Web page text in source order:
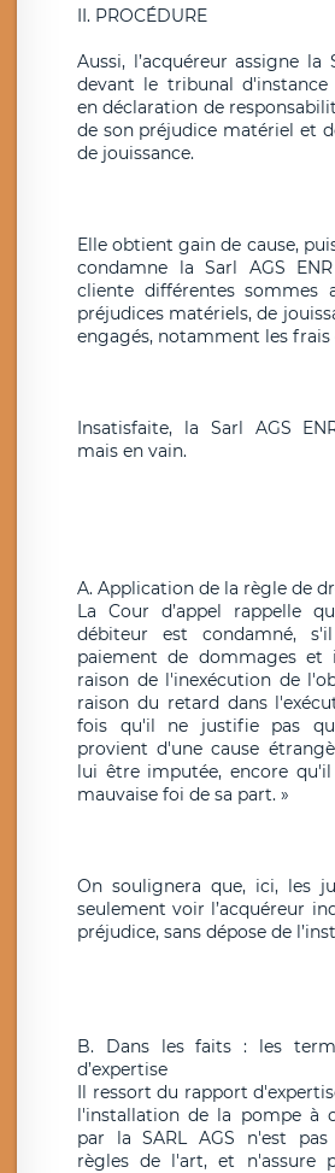
II. PROCÉDURE
Aussi, l’acquéreur assigne la
devant le tribunal d'instance
en déclaration de
de son préjudice matériel et
de jouissance.
Elle obtient gain de cause,
condamne la Sarl AGS
cliente différentes sommes
préjudices matériels, de
engagés, notamment les frais
Insatisfaite, la Sarl AGS
mais en vain.
A. Application de la règle de
La Cour d’appel rappelle
débiteur est condamné,
paiement de dommages et
raison de l'inexécution de
raison du retard dans
fois qu'il ne justifie pas
provient d'une cause
lui être imputée, encore
mauvaise foi de sa part. »
On soulignera que, ici, les
seulement voir l’acquéreur
préjudice, sans dépose de
B. Dans les faits : les
d’expertise
Il ressort du rapport
l'installation de la pompe à
par la SARL AGS n'est
règles de l'art, et n'assure